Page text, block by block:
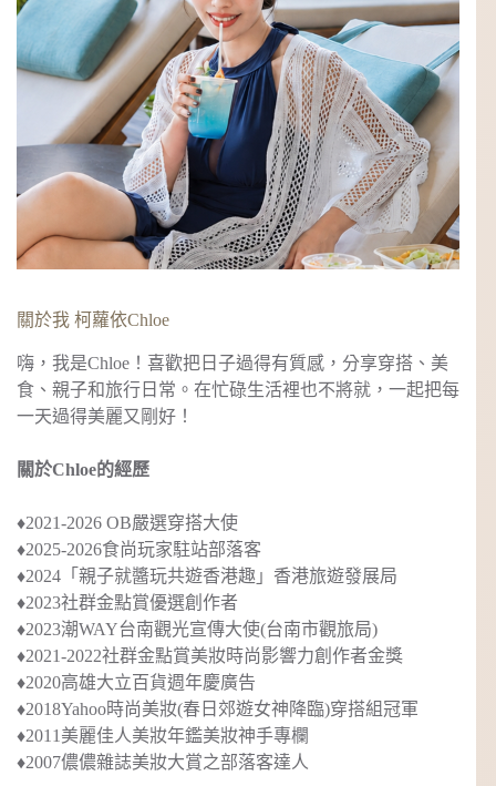
關於我 柯蘿依Chloe
嗨，我是Chloe！喜歡把日子過得有質感，分享穿搭、美
食、親子和旅行日常。在忙碌生活裡也不將就，一起把每
一天過得美麗又剛好！
關於Chloe的經歷
♦︎2021-2026 OB嚴選穿搭大使
♦︎2025-2026食尚玩家駐站部落客
♦︎2024 「親子就醬玩共遊香港趣」 香港旅遊發展局
♦︎2023社群金點賞優選創作者
♦︎2023潮WAY台南觀光宣傳大使(台南市觀旅局)
♦︎2021-2022社群金點賞美妝時尚影響力創作者金獎
♦︎2020高雄大立百貨週年慶廣告
♦︎2018Yahoo時尚美妝(春日郊遊女神降臨)穿搭組冠軍
♦︎2011美麗佳人美妝年鑑美妝神手專欄
♦︎2007儂儂雜誌美妝大賞之部落客達人